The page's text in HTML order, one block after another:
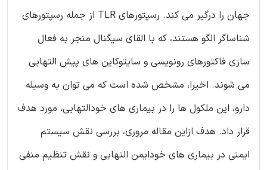
جهان را درگیر می کند. رسپتورهای TLR از جمله رسپتورهای
شناساگر الگو هستند، که با القای سیگنال منجر به فعال
سازی فاکتورهای رونویسی و سایتوکاین های پیش التهابی
می شوند. اخیرا، مشخص شده است که می توان به وسیله
دارو، این ملکول ها را در بیماری های خودالتهابی، مورد هدف
قرار داد. هدف ازاین مقاله مروری، بررسی نقش سیستم
ایمنی در بیماری های خودایمن التهابی و نقش تنظیم منفی